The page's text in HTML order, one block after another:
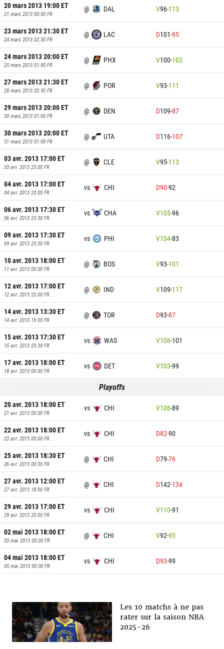
20 mars 2013 19:00ET
21 mars 2013 00:00 FR
@ DAL V96-113
23 mars 2013 21:30ET
24 mars 2013 02:30 FR
@ LAC D101-95
24 mars 2013 20:00ET
25 mars 2013 01:00 FR
@ PHX V100-102
27 mars 2013 21:30ET
28 mars 2013 02:30 FR
@ POR V93-111
29 mars 2013 20:00ET
30 mars 2013 01:00 FR
@ DEN D109-87
30 mars 2013 20:00ET
31 mars 2013 01:00 FR
@ UTA D116-107
03 avr. 2013 17:00ET
03 avr. 2013 23:00 FR
@ CLE V95-113
04 avr. 2013 17:00ET
04 avr. 2013 23:00 FR
vs CHI D90-92
06 avr. 2013 17:30ET
06 avr. 2013 23:30 FR
vs CHA V105-96
09 avr. 2013 17:30ET
09 avr. 2013 23:30 FR
vs PHI V104-83
10 avr. 2013 18:00ET
11 avr. 2013 00:00 FR
@ BOS V93-101
12 avr. 2013 17:00ET
12 avr. 2013 23:00 FR
@ IND V109-117
14 avr. 2013 13:30ET
14 avr. 2013 19:30 FR
@ TOR D93-87
15 avr. 2013 17:30ET
15 avr. 2013 23:30 FR
vs WAS V106-101
17 avr. 2013 18:00ET
18 avr. 2013 00:00 FR
vs DET V103-99
Playoffs
20 avr. 2013 18:00ET
21 avr. 2013 00:00 FR
vs CHI V106-89
22 avr. 2013 18:00ET
23 avr. 2013 00:00 FR
vs CHI D82-90
25 avr. 2013 18:30ET
26 avr. 2013 00:30 FR
@ CHI D79-76
27 avr. 2013 12:00ET
27 avr. 2013 18:00 FR
@ CHI D142-134
29 avr. 2013 17:00ET
29 avr. 2013 23:00 FR
vs CHI V110-91
02 mai 2013 18:00ET
03 mai 2013 00:00 FR
@ CHI V92-95
04 mai 2013 18:00ET
05 mai 2013 00:00 FR
vs CHI D93-99
Les 10 matchs à ne pas
rater sur la saison NBA
2025-26